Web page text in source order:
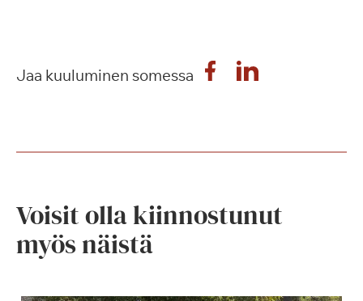
Jaa kuuluminen somessa
Voisit olla kiinnostunut
myös näistä